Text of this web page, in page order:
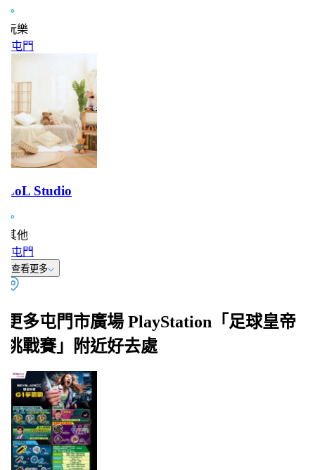
樂
屯門
Studio
他
屯門
查看更多
多屯門市廣場 PlayStation「足球皇帝
戰賽」附近好去處